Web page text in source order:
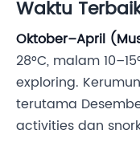
Waktu
Oktober–April
28°C, malam
exploring.
terutama
activities dan